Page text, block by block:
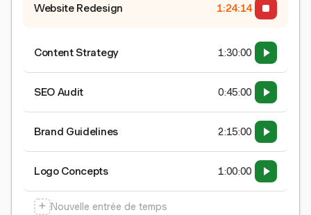
Website Redesign 1:24:15
Content Strategy 1:30:00
SEO Audit 0:45:00
Brand Guidelines 2:15:00
Logo Concepts 1:00:00
+ Nouvelle entrée de temps